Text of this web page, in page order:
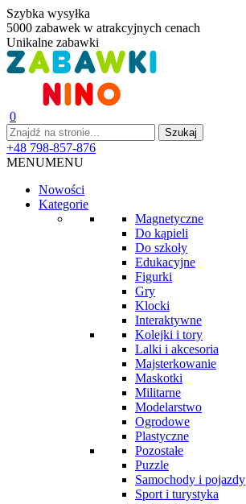
Szybka wysyłka
5000 zabawek w atrakcyjnych cenach
Unikalne zabawki
0
+48 798-857-876
MENUMENU
Nowości
Kategorie
Magnetyczne
Do kąpieli
Do szkoły
Edukacyjne
Figurki
Gry
Klocki
Interaktywne
Kolejki i tory
Lalki i akcesoria
Majsterkowanie
Maskotki
Militarne
Modelarstwo
Ogrodowe
Plastyczne
Pozostałe
Puzzle
Samochody i pojazdy
Sport i turystyka